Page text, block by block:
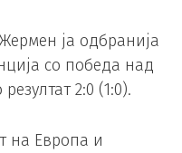
ја одбранија
со победа над
2:0 (1:0).
на Европа и